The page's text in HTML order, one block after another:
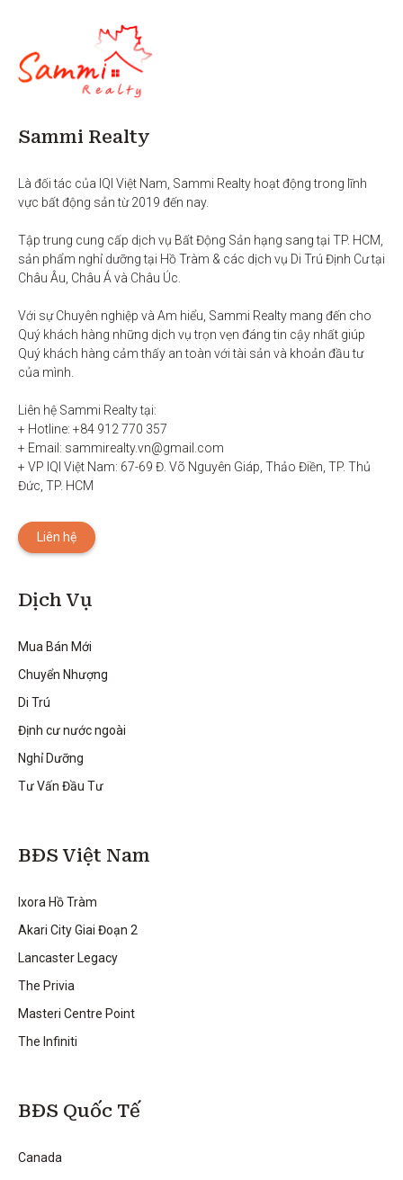
Sammi Realty
Là đối tác của IQI Việt Nam, Sammi Realty hoạt động trong lĩnh
vực bất động sản từ 2019 đến nay.
Tập trung cung cấp dịch vụ Bất Động Sản hạng sang tại TP. HCM,
sản phẩm nghỉ dưỡng tại Hồ Tràm & các dịch vụ Di Trú Định Cư tại
Châu Âu, Châu Á và Châu Úc.
Với sự Chuyên nghiệp và Am hiểu, Sammi Realty mang đến cho
Quý khách hàng những dịch vụ trọn vẹn đáng tin cậy nhất giúp
Quý khách hàng cảm thấy an toàn với tài sản và khoản đầu tư
của mình.
Liên hệ Sammi Realty tại:
+ Hotline: +84 912 770 357
+ Email: sammirealty.vn@gmail.com
+ VP IQI Việt Nam: 67-69 Đ. Võ Nguyên Giáp, Thảo Điền, TP. Thủ
Đức, TP. HCM
Liên hệ
Dịch Vụ
Mua Bán Mới
Chuyển Nhượng
Di Trú
Định cư nước ngoài
Nghỉ Dưỡng
Tư Vấn Đầu Tư
BĐS Việt Nam
Ixora Hồ Tràm
Akari City Giai Đoạn 2
Lancaster Legacy
The Privia
Masteri Centre Point
The Infiniti
BĐS Quốc Tế
Canada